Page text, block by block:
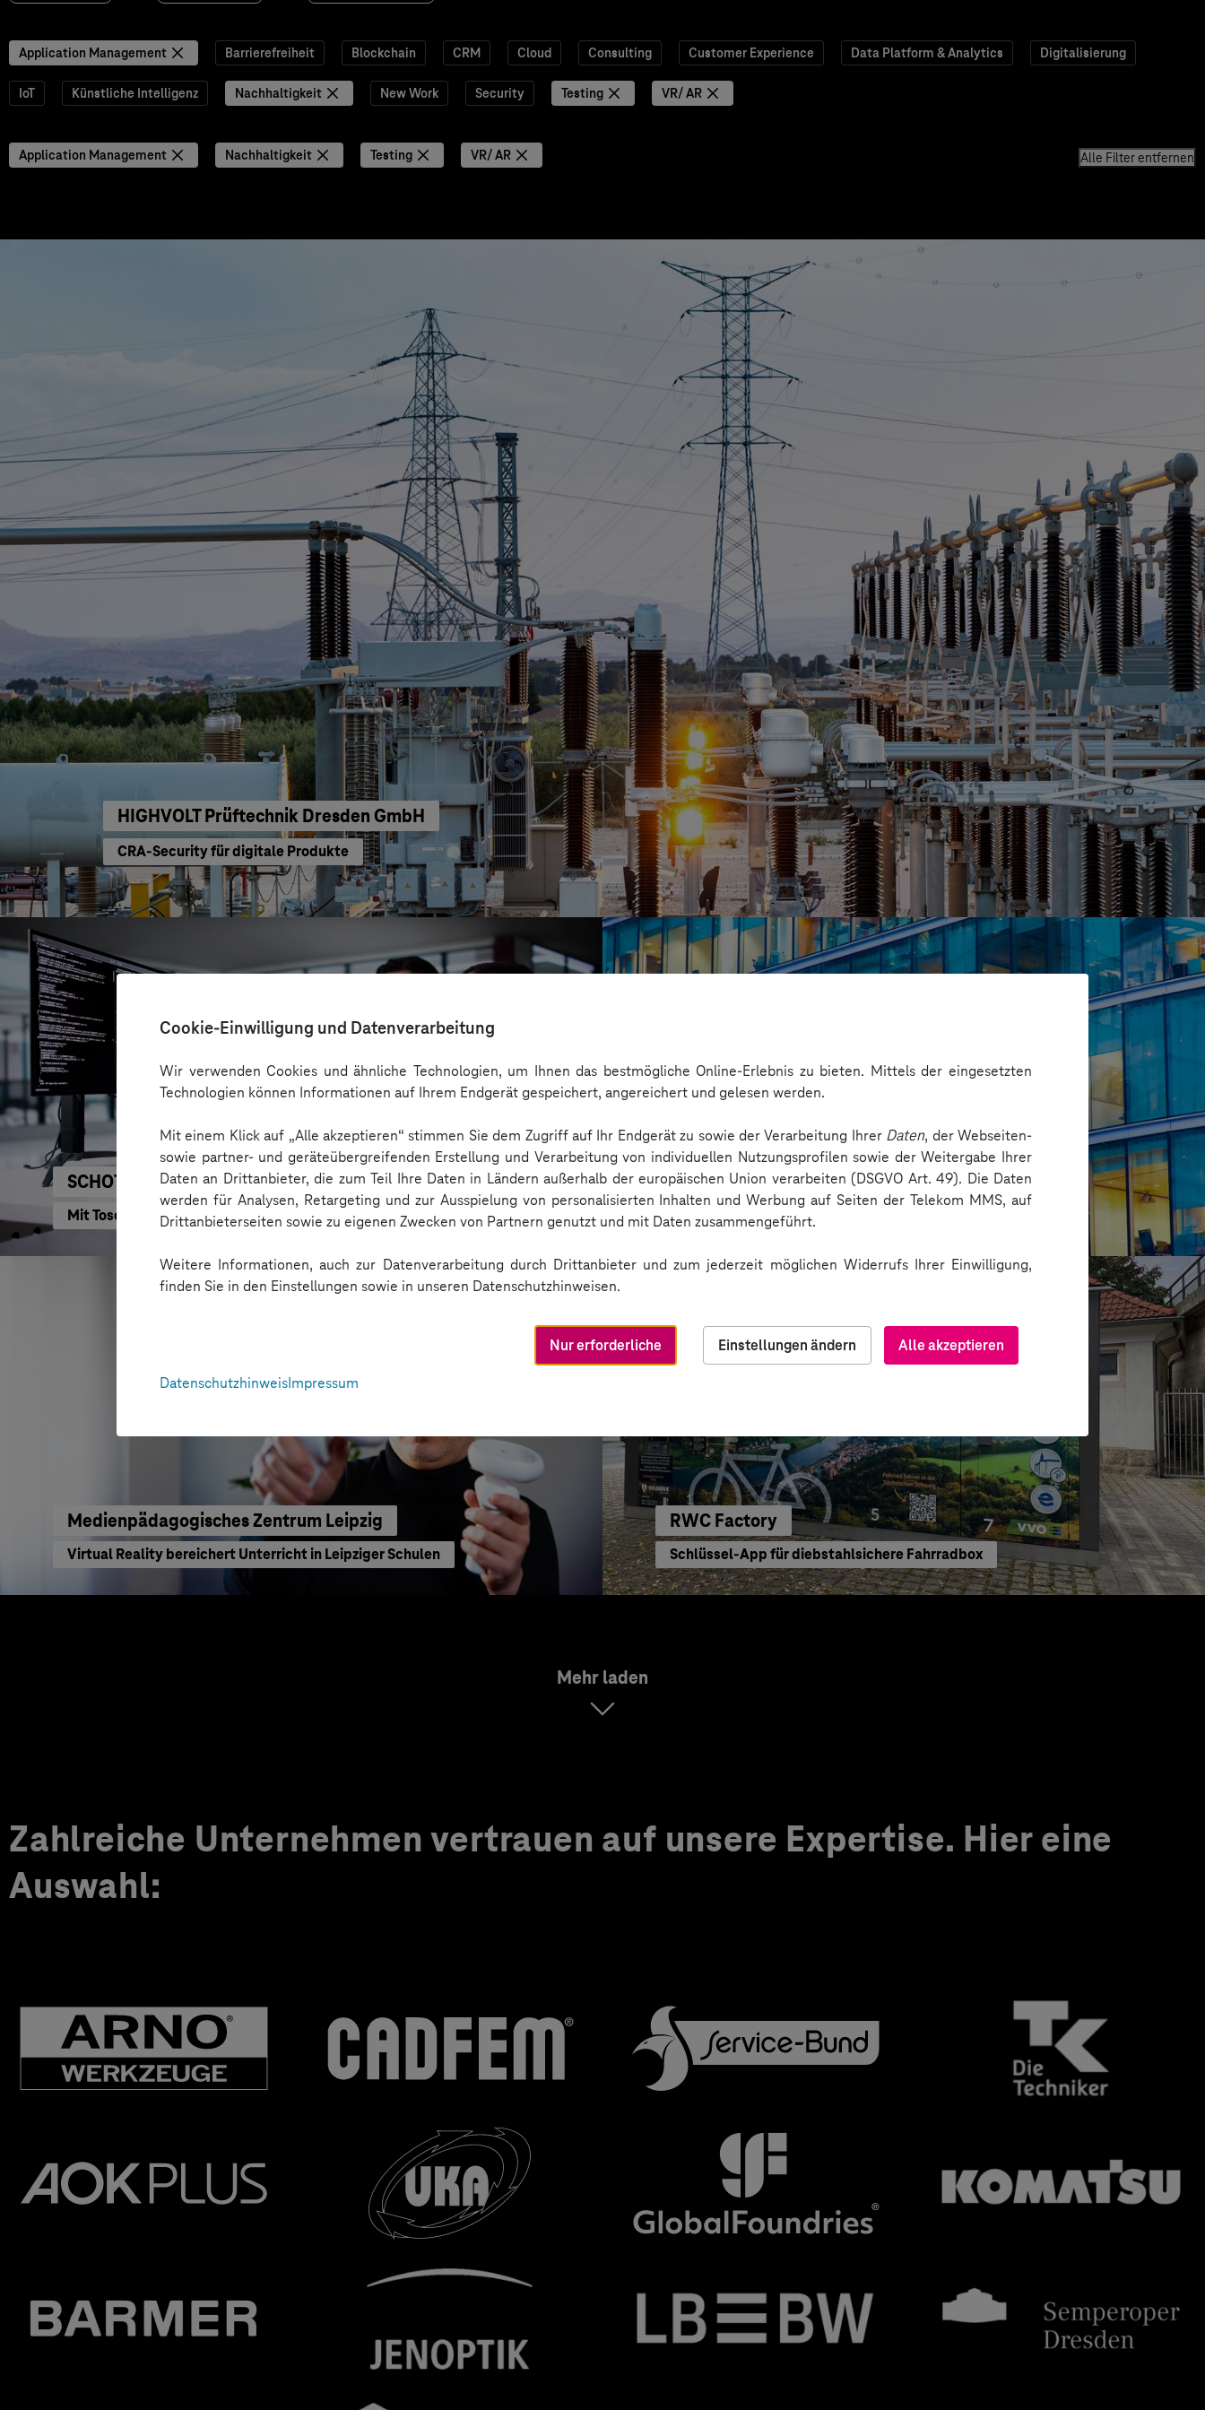
Cookie-Einwilligung und Datenverarbeitung
Wir verwenden Cookies und ähnliche Technologien, um Ihnen das bestmögliche Online-Erlebnis zu bieten. Mittels der eingesetzten
Technologien können Informationen auf Ihrem Endgerät gespeichert, angereichert und gelesen werden.
Mit einem Klick auf „Alle akzeptieren“ stimmen Sie dem Zugriff auf Ihr Endgerät zu sowie der Verarbeitung Ihrer Daten, der Webseiten-
sowie partner- und geräteübergreifenden Erstellung und Verarbeitung von individuellen Nutzungsprofilen sowie der Weitergabe Ihrer
Daten an Drittanbieter, die zum Teil Ihre Daten in Ländern außerhalb der europäischen Union verarbeiten (DSGVO Art. 49). Die Daten
werden für Analysen, Retargeting und zur Ausspielung von personalisierten Inhalten und Werbung auf Seiten der Telekom MMS, auf
Drittanbieterseiten sowie zu eigenen Zwecken von Partnern genutzt und mit Daten zusammengeführt.
Weitere Informationen, auch zur Datenverarbeitung durch Drittanbieter und zum jederzeit möglichen Widerrufs Ihrer Einwilligung,
finden Sie in den Einstellungen sowie in unseren Datenschutzhinweisen.
Alle akzeptieren
Nur erforderliche
Einstellungen ändern
DatenschutzhinweisImpressum
Application Management Barrierefreiheit Blockchain CRM Cloud Consulting Customer Experience Data Platform & Analytics Digitalisierung
IoT Künstliche Intelligenz Nachhaltigkeit New Work Security Testing VR/ AR
Application Management Nachhaltigkeit Testing VR/ AR Alle Filter entfernen
HIGHVOLT Prüftechnik Dresden GmbH
CRA-Security für digitale Produkte
SCHOTT
Mit Tosca automatisch testen
ISS World Services
Per App die Verfügbarkeit von Arbeitsplätzen checken
Medienpädagogisches Zentrum Leipzig
Virtual Reality bereichert Unterricht in Leipziger Schulen
RWC Factory
Schlüssel-App für diebstahlsichere Fahrradbox
Mehr laden
Zahlreiche Unternehmen vertrauen auf unsere Expertise. Hier eine
Auswahl: